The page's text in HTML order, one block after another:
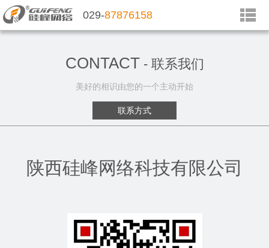
029-87876158
CONTACT- 联系我们
美好的相识由您的一个主动开始
联系方式
陕西硅峰网络科技有限公司